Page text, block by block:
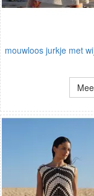
mouwloos jurkje met